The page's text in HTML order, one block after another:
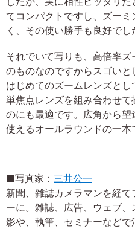
てコンパクトですし、ズー
く、その使い勝手も良好でし
それでいて写りも、高倍率
のものなのですからスゴいと
はじめてのズームレンズと
単焦点レンズを組み合わせ
のにも最適です。広角から
使えるオールラウンドの一本
■写真家： 三井公一
新聞、雑誌カメラマンを経
ーに。雑誌、広告、ウェブ
影や、執筆、セミナーなど